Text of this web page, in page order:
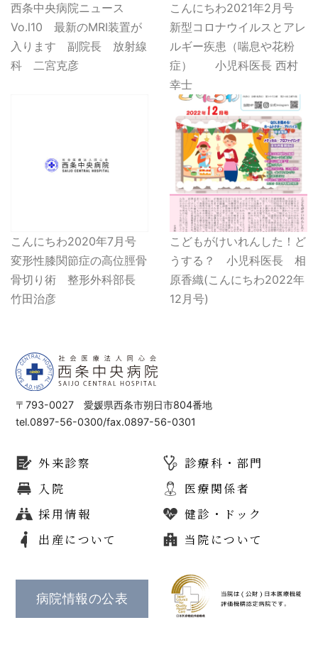
西条中央病院ニュース
Vo.l10 最新のMRI装置が
入ります 副院長 放射線
科 二宮克彦
こんにちわ2021年2月号
新型コロナウイルスとアレ
ルギー疾患（喘息や花粉
症） 小児科医長 西村
幸士
こんにちわ2020年7月号
変形性膝関節症の高位脛骨
骨切り術 整形外科部長
竹田治彦
こどもがけいれんした！ど
うする？ 小児科医長 相
原香織(こんにちわ2022年
12月号)
〒793-0027 愛媛県西条市朔日市804番地
tel.0897-56-0300/fax.0897-56-0301
外来診察
診療科・部門
入院
医療関係者
採用情報
健診・ドック
出産について
当院について
病院情報の公表